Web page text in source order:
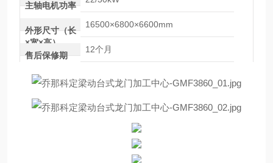
主轴电机功率
外形尺寸（长
×宽×高）
16500×6800×6600mm
售后保修期
12个月